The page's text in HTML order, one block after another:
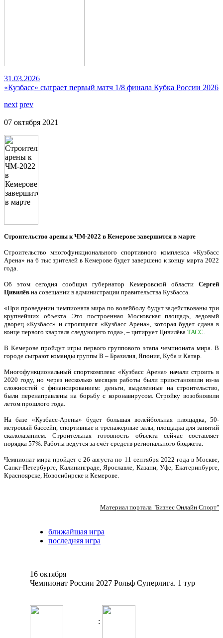
31.03.2026
«Кузбасс» сыграет первый матч 1/8 финала Кубка России 2026
next prev
07 октября 2021
Строительство арены к ЧМ-2022 в Кемерове завершится в марте
Строительство многофункционального спортивного комплекса «Кузбасс
Арена» на 6 тыс зрителей в Кемерове будет завершено к концу марта 2022
года.
Об этом сегодня сообщил губернатор Кемеровской области Сергей
Цивилёв на совещании в администрации правительства Кузбасса.
«При проведении чемпионата мира по волейболу будут задействованы три
крупнейших объекта. Это построенная Московская площадь, ледовый
дворец «Кузбасс» и строящаяся «Кузбасс Арена», которая будет сдана в
конце первого квартала следующего года», – цитирует Цивилёва ТАСС.
В Кемерове пройдут игры первого группового этапа чемпионата мира. В
городе сыграют команды группы B – Бразилия, Япония, Куба и Катар.
Многофункциональный спорткомплекс «Кузбасс Арена» начали строить в
2020 году, но через несколько месяцев работы были приостановили из-за
сложностей с финансированием: деньги, выделенные на строительство,
были перенаправлены на борьбу с коронавирусом. Стройку возобновили
летом прошлого года.
На базе «Кузбасс-Арены» будет большая волейбольная площадка, 50-
метровый бассейн, спортивные и тренажерные залы, площадка для занятий
скалолазанием. Строительная готовность объекта сейчас составляет
порядка 57%. Работы ведутся за счёт средств регионального бюджета.
Чемпионат мира пройдет с 26 августа по 11 сентября 2022 года в Москве,
Санкт-Петербурге, Калининграде, Ярославле, Казани, Уфе, Екатеринбурге,
Красноярске, Новосибирске и Кемерове.
Материал портала "Бизнес Онлайн Спорт"
ближайшая игра
последняя игра
16 октября
Чемпионат России 2027 Рольф Суперлига. 1 тур
: